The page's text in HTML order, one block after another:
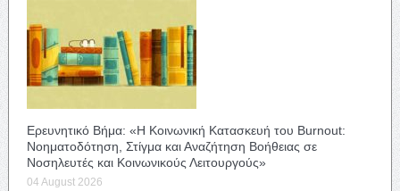
Ερευνητικό Βήμα: «Η Κοινωνική Κατασκευή του Burnout:
Νοηματοδότηση, Στίγμα και Αναζήτηση Βοήθειας σε
Νοσηλευτές και Κοινωνικούς Λειτουργούς»
04 August 2026